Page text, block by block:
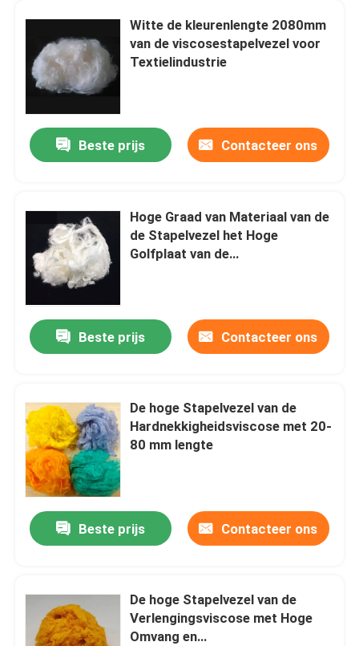
Witte de kleurenlengte 2080mm
van de viscosestapelvezel voor
Textielindustrie
Beste prijs Contacteer ons
Hoge Graad van Materiaal van de
de Stapelvezel het Hoge
Golfplaat van de
Beste prijs Contacteer ons
De hoge Stapelvezel van de
Hardnekkigheidsviscose met 20-
80 mm lengte
Beste prijs Contacteer ons
De hoge Stapelvezel van de
Verlengingsviscose met Hoge
Omvang en